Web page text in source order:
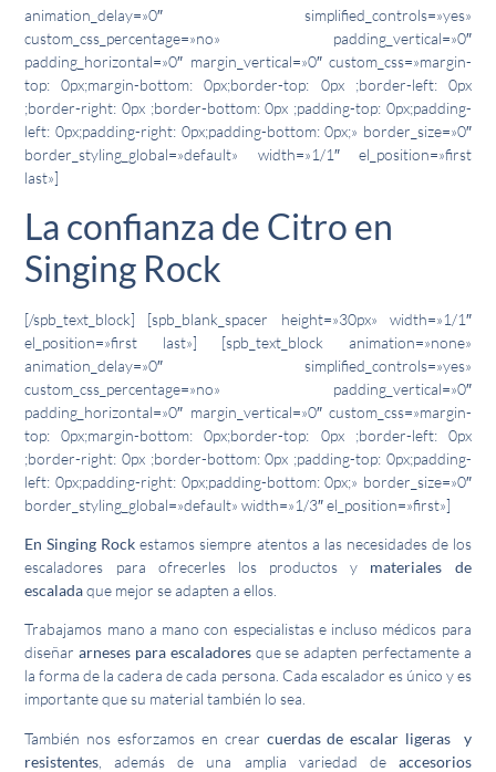
animation_delay=»0″ simplified_controls=»yes»
custom_css_percentage=»no» padding_vertical=»0″
padding_horizontal=»0″ margin_vertical=»0″ custom_css=»margin-
top: 0px;margin-bottom: 0px;border-top: 0px ;border-left: 0px
;border-right: 0px ;border-bottom: 0px ;padding-top: 0px;padding-
left: 0px;padding-right: 0px;padding-bottom: 0px;» border_size=»0″
border_styling_global=»default» width=»1/1″ el_position=»first
last»]
La confianza de Citro en
Singing Rock
[/spb_text_block] [spb_blank_spacer height=»30px» width=»1/1″
el_position=»first last»] [spb_text_block animation=»none»
animation_delay=»0″ simplified_controls=»yes»
custom_css_percentage=»no» padding_vertical=»0″
padding_horizontal=»0″ margin_vertical=»0″ custom_css=»margin-
top: 0px;margin-bottom: 0px;border-top: 0px ;border-left: 0px
;border-right: 0px ;border-bottom: 0px ;padding-top: 0px;padding-
left: 0px;padding-right: 0px;padding-bottom: 0px;» border_size=»0″
border_styling_global=»default» width=»1/3″ el_position=»first»]
En Singing Rockestamos siempre atentos a las necesidades de los
escaladores para ofrecerles los productos y materiales de
escaladaque mejor se adapten a ellos.
Trabajamos mano a mano con especialistas e incluso médicos para
diseñararneses para escaladores que se adapten perfectamente a
la forma de la cadera de cada persona. Cada escalador es único y es
importante que su material también lo sea.
También nos esforzamos en crear cuerdas de escalar ligeras y
resistentes , además de una amplia variedad de accesorios